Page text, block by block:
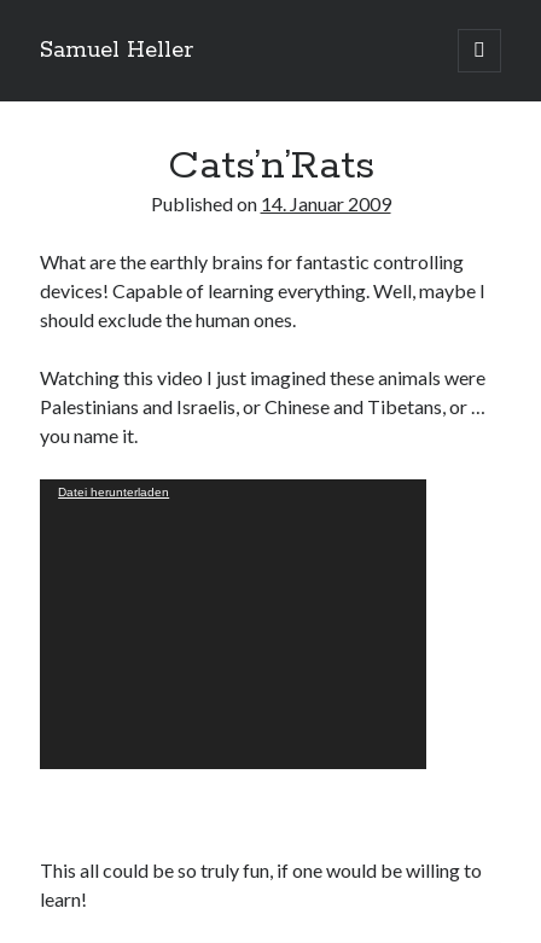
Samuel Heller
open
primary
Sidebar
Upcoming Shows
w
e
s
Es sind keine anstehenden Veranstaltungen vorhanden.
Suchen
My shared links
Greenpeace!
WordPress.org
Cats’n’Rats
Published on 14. Januar 2009
What are the earthly brains for fantastic controlling
devices! Capable of learning everything. Well, maybe I
should exclude the human ones.
Watching this video I just imagined these animals were
Palestinians and Israelis, or Chinese and Tibetans, or …
you name it.
Video-
Datei herunterladen
This all could be so truly fun, if one would be willing to
learn!